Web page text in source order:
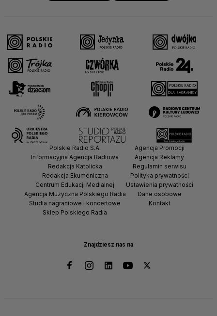
Znajdziesz nas na
Polskie Radio S.A.
Informacyjna Agencja Radiowa
Redakcja Katolicka
Redakcja Ekumeniczna
Centrum Edukacji Medialnej
Agencja Muzyczna Polskiego Radia
Studia nagraniowe i koncertowe
Sklep Polskiego Radia
Agencja Promocji
Agencja Reklamy
Regulamin serwisu
Polityka prywatności
Ustawienia prywatności
Dane osobowe
Kontakt